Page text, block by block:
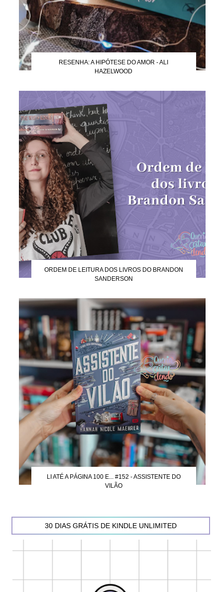
RESENHA: A HIPÓTESE DO AMOR - ALI
HAZELWOOD
ORDEM DE LEITURA DOS LIVROS DO BRANDON
SANDERSON
LI ATÉ A PÁGINA 100 E... #152 - ASSISTENTE DO
VILÃO
30 DIAS GRÁTIS DE KINDLE UNLIMITED